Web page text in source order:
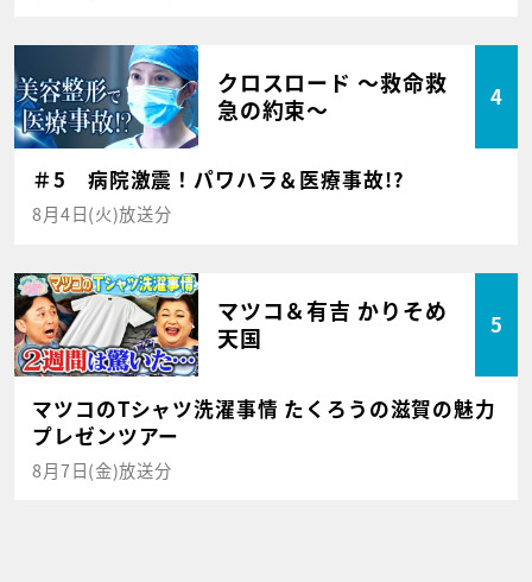
クロスロード ～救命救
急の約束～
4
＃5 病院激震！パワハラ＆医療事故!?
8月4日(火)放送分
マツコ＆有吉 かりそめ
天国
5
マツコのTシャツ洗濯事情 たくろうの滋賀の魅力
プレゼンツアー
8月7日(金)放送分